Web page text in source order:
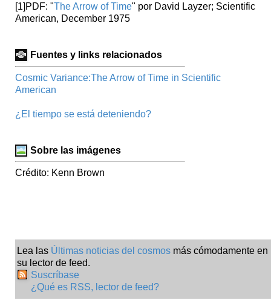
[1] PDF: "The Arrow of Time" por David Layzer; Scientific
American, December 1975
Fuentes y links relacionados
Cosmic Variance:The Arrow of Time in Scientific
American
¿El tiempo se está deteniendo?
Sobre las imágenes
Crédito: Kenn Brown
Lea las Últimas noticias del cosmos más cómodamente en
su lector de feed.
Suscríbase
¿Qué es RSS, lector de feed?